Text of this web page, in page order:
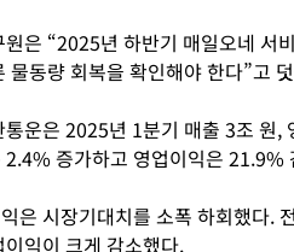
원은 “2025년 하반기 매일오네 서
물동량 회복을 확인해야 한다”고
통운은 2025년 1분기 매출 3조 원,
2.4% 증가하고 영업이익은 21.9%
은 시장기대치를 소폭 하회했다.
이익이 크게 감소했다.